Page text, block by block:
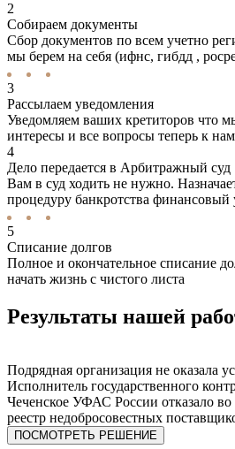
2
Собираем документы
Сбор документов по всем учетно
мы берем на себя (ифнс, гибдд ,
3
Рассылаем уведомления
Уведомляем ваших кретиторов что
интересы и все вопросы теперь к нам
4
Дело передается в Арбитражный суд
Вам в суд ходить не нужно.
процедуру банкротства
5
Списание долгов
Полное и окончательное списание
начать жизнь с чистого листа
Результаты нашей
Подрядная организация не оказала
Исполнитель государственного
Чеченское УФАС России отказало
реестр недобросовестных
ПОСМОТРЕТЬ РЕШЕНИЕ